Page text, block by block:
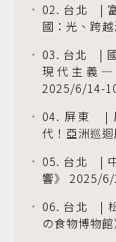
02. 台北 |
國：光、跨
03. 台北 | 國
現代主義—
2025/6/14-
04. 屏東 |
代！亞洲巡
05. 台北 |
響》 2025/
06. 台北 |
の食物博物